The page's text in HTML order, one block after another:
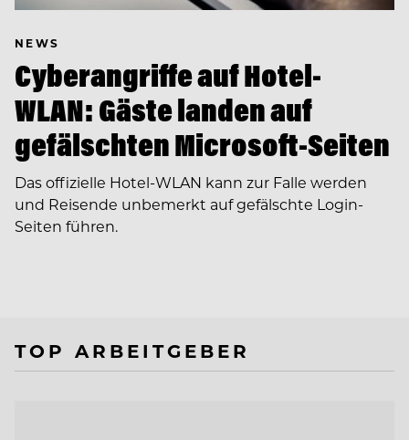
NEWS
Cyberangriffe auf Hotel-
WLAN: Gäste landen auf
gefälschten Microsoft-Seiten
Das offizielle Hotel-WLAN kann zur Falle werden
und Reisende unbemerkt auf gefälschte Login-
Seiten führen.
TOP ARBEITGEBER